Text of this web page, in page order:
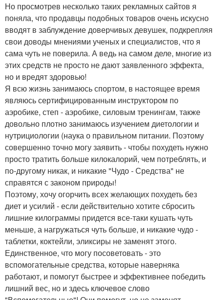
Но просмотрев несколько таких рекламных сайтов я
поняла, что продавцы подобных товаров очень искусно
вводят в заблуждение доверчивых девушек, подкрепляя
свои доводы мнениями ученых и специалистов, что я
сама чуть не поверила. А ведь на самом деле, многие из
этих средств не просто не дают заявленного эффекта,
но и вредят здоровью!
Я всю жизнь занимаюсь спортом, в настоящее время
являюсь сертифицированным инструктором по
аэробике, степ - аэробике, силовым тренингам, также
довольно плотно занимаюсь изучением диетологии и
нутрициологии (наука о правильном питании. Поэтому
совершенно точно могу заявить - чтобы похудеть нужно
просто тратить больше килокалорий, чем потреблять, и
по-другому никак, и никакие "Чудо - Средства" не
справятся с законом природы!
Поэтому, хочу огорчить всех желающих похудеть без
диет и усилий - если действительно хотите сбросить
лишние килограммы придется все-таки кушать чуть
меньше, а нагружаться чуть больше, и никакие чудо -
таблетки, коктейли, эликсиры не заменят этого.
Единственное, что могу посоветовать - это
вспомогательные средства, которые наверняка
работают, и помогут быстрее и эффективнее победить
лишний вес, но и здесь ключевое слово